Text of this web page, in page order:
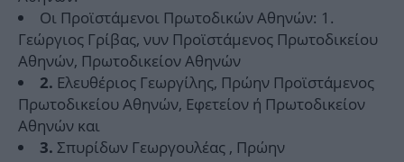
Οι Προϊστάμενοι Πρωτοδικών Αθηνών: 1.
Γεώργιος Γρίβας, νυν Προϊστάμενος Πρωτοδικείου
Αθηνών, Πρωτοδικείον Αθηνών
2. Ελευθέριος Γεωργίλης, Πρώην Προϊστάμενος
Πρωτοδικείου Αθηνών, Εφετείον ή Πρωτοδικείον
Αθηνών και
3. Σπυρίδων Γεωργουλέας , Πρώην